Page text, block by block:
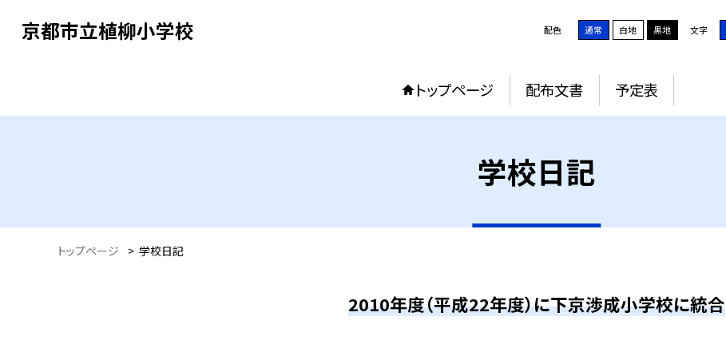
京都市立植柳小学校 配色 通常 白地 黒地 文字
トップページ 配布文書 予定表
学校日記
トップページ > 学校日記
2010年度（平成22年度）に下京渉成小学校に統合